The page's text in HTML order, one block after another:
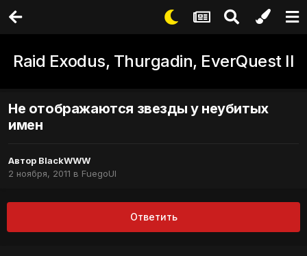
Raid Exodus, Thurgadin, EverQuest II
Не отображаются звезды у неубитых
имен
Автор BlackWWW
2 ноября, 2011 в FuegoUI
Ответить